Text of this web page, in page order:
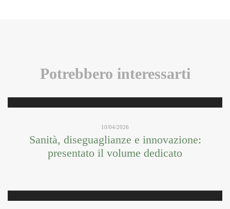
Potrebbero interessarti
10/04/2026
Sanità, diseguaglianze e innovazione:
presentato il volume dedicato